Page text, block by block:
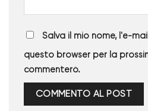
Salva il mio nome, l'e-
questo browser per la
commenterò.